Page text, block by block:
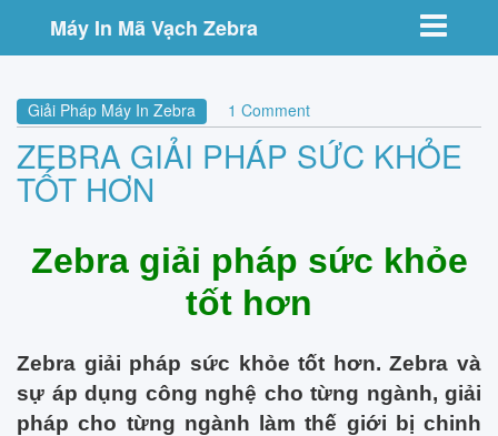
Toggle
Máy In Mã Vạch Zebra
Giải Pháp Máy In Zebra 1 Comment
ZEBRA GIẢI PHÁP SỨC KHỎE
TỐT HƠN
Zebra giải pháp sức khỏe
tốt hơn
Zebra giải pháp sức khỏe tốt hơn. Zebra và
sự áp dụng công nghệ cho từng ngành, giải
pháp cho từng ngành làm thế giới bị chinh